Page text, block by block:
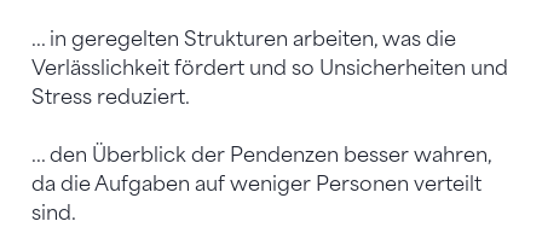
... in geregelten Strukturen arbeiten, was die
Verlässlichkeit fördert und so Unsicherheiten und
Stress reduziert.
... den Überblick der Pendenzen besser wahren,
da die Aufgaben auf weniger Personen verteilt
sind.